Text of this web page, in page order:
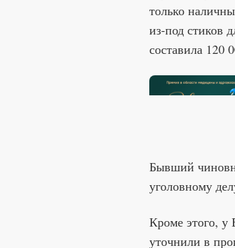
только
из-под стиков
составила 120
Бывший
уголовному
Кроме этого, у
уточнили в